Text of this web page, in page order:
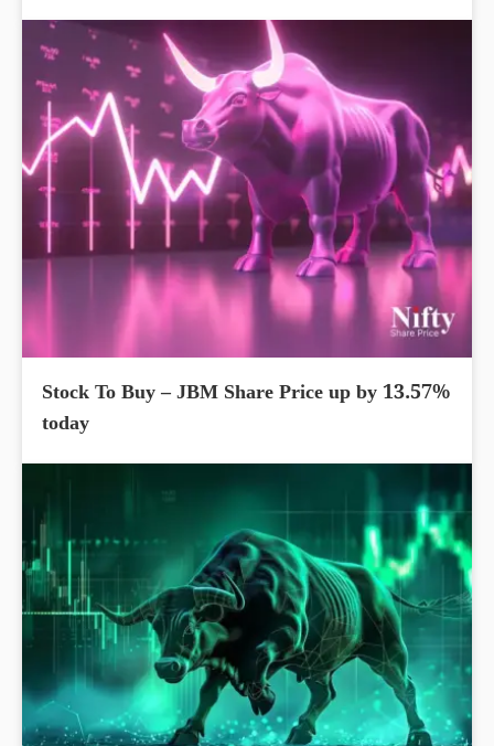
Stock To Buy – JBM Share Price up by 13.57%
today